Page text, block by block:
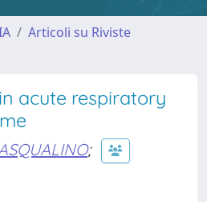
Articoli su Riviste
acute respiratory
;